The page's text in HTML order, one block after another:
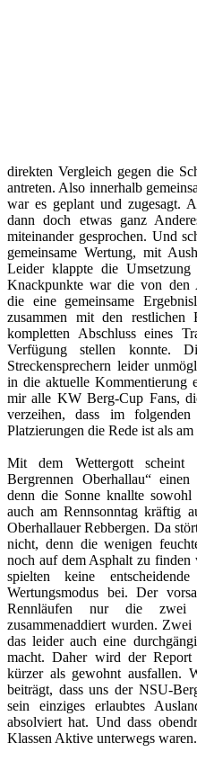
direkten Vergleich gegen die
antreten. Also innerhalb
war es geplant und zugesagt.
dann doch etwas ganz
miteinander gesprochen. Und
gemeinsame Wertung, mit
Leider klappte die
Knackpunkte war die von den
die eine gemeinsame
zusammen mit den restlichen
kompletten Abschluss eines
Verfügung stellen konnte.
Streckensprechern leider
in die aktuelle Kommentierung
mir alle KW Berg-Cup Fans,
verzeihen, dass im
Platzierungen die Rede ist als
Mit dem Wettergott scheint
Bergrennen Oberhallau“
denn die Sonne knallte sowohl
auch am Rennsonntag kräftig
Oberhallauer Rebbergen. Da
nicht, denn die wenigen
noch auf dem Asphalt zu finden
spielten keine
Wertungsmodus bei. Der
Rennläufen nur die zwei
zusammenaddiert wurden.
das leider auch eine
macht. Daher wird der Report
kürzer als gewohnt ausfallen.
beiträgt, dass uns der NSU-
sein einziges erlaubtes
absolviert hat. Und dass
Klassen Aktive unterwegs waren.